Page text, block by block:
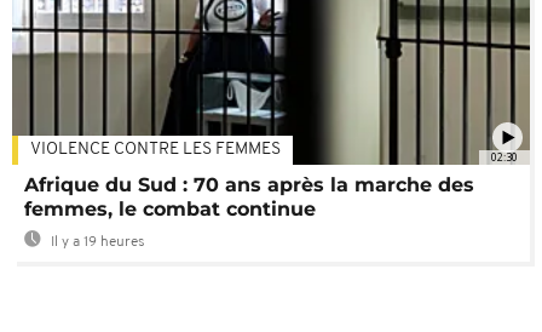
02:30
VIOLENCE CONTRE LES FEMMES
Afrique du Sud : 70 ans après la marche des
femmes, le combat continue
Il y a 19 heures